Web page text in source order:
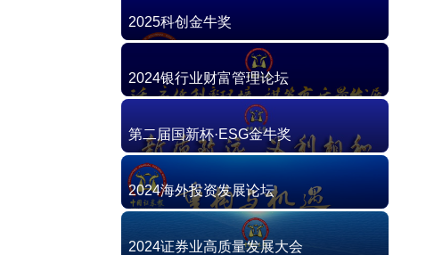
2025科创金牛奖
2024银行业财富管理论坛
第二届国新杯·ESG金牛奖
2024海外投资发展论坛
2024证券业高质量发展大会